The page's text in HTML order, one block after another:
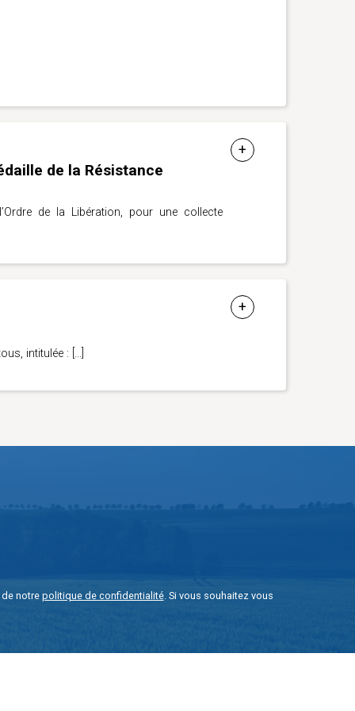
de la Résistance
de la Libération, pour une collecte
intitulée : […]
notre politique de confidentialité. Si vous souhaitez vous